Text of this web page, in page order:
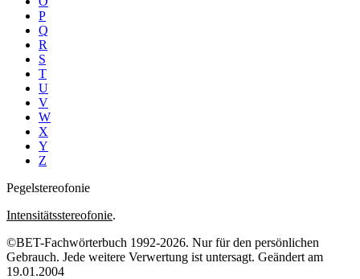
P
Q
R
S
T
U
V
W
X
Y
Z
Pegelstereofonie
Intensitätsstereofonie.
©BET-Fachwörterbuch 1992-2026. Nur für den persönlichen
Gebrauch. Jede weitere Verwertung ist untersagt. Geändert am
19.01.2004